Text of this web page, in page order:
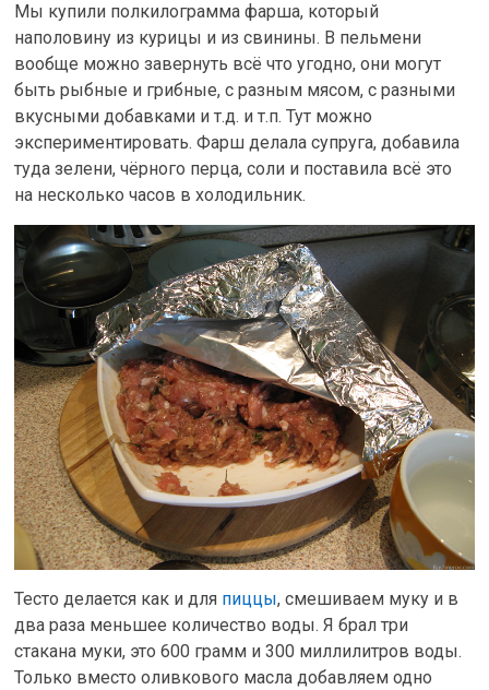
Мы купили полкилограмма фарша, который
наполовину из курицы и из свинины. В пельмени
вообще можно завернуть всё что угодно, они могут
быть рыбные и грибные, с разным мясом, с разными
вкусными добавками и т.д. и т.п. Тут можно
экспериментировать. Фарш делала супруга, добавила
туда зелени, чёрного перца, соли и поставила всё это
на несколько часов в холодильник.
Тесто делается как и для пиццы, смешиваем муку и в
два раза меньшее количество воды. Я брал три
стакана муки, это 600 грамм и 300 миллилитров воды.
Только вместо оливкового масла добавляем одно